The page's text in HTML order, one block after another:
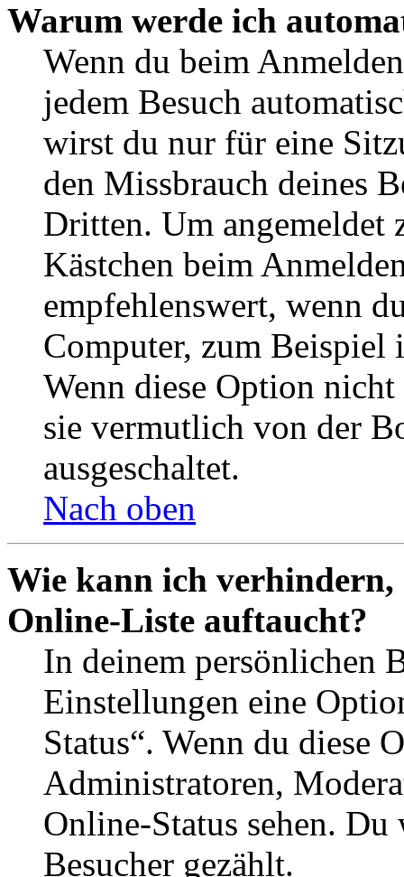
Warum werde ich
Wenn du beim
jedem Besuch
wirst du nur für eine
den Missbrauch deines
Dritten. Um angemeldet
Kästchen beim
empfehlenswert, wenn
Computer, zum Beispiel
Wenn diese Option
sie vermutlich von der
ausgeschaltet.
Nach oben
Wie kann ich verhindern,
Online-Liste auftaucht?
In deinem persönlichen
Einstellungen eine
Status“. Wenn du diese
Administratoren,
Online-Status sehen.
Besucher gezählt.